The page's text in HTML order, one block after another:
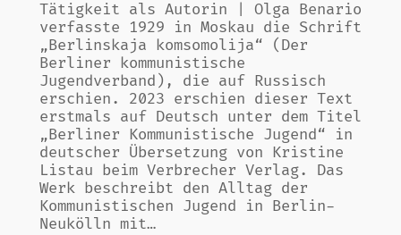
Tätigkeit als Autorin | Olga Benario
verfasste 1929 in Moskau die Schrift
„Berlinskaja komsomolija“ (Der
Berliner kommunistische
Jugendverband), die auf Russisch
erschien. 2023 erschien dieser Text
erstmals auf Deutsch unter dem Titel
„Berliner Kommunistische Jugend“ in
deutscher Übersetzung von Kristine
Listau beim Verbrecher Verlag. Das
Werk beschreibt den Alltag der
Kommunistischen Jugend in Berlin-
Neukölln mit…